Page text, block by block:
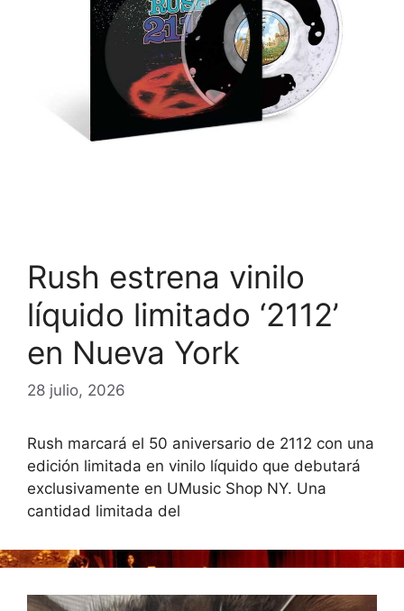
Rush estrena vinilo
líquido limitado ‘2112’
en Nueva York
28 julio, 2026
Rush marcará el 50 aniversario de 2112 con una
edición limitada en vinilo líquido que debutará
exclusivamente en UMusic Shop NY. Una
cantidad limitada del